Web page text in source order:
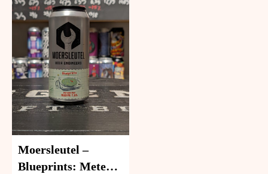
Moersleutel –
Blueprints: Meteor